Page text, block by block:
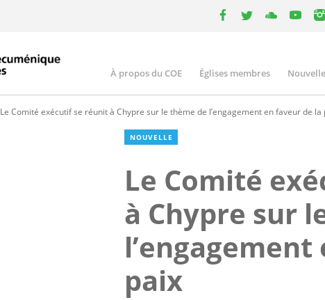
Main
navigation
À propos du COE Églises membres
Le Comité exécutif se réunit à Chypre sur le thème de l’engagement en faveur de la
NOUVELLE
Le Comité
à Chypre sur
paix